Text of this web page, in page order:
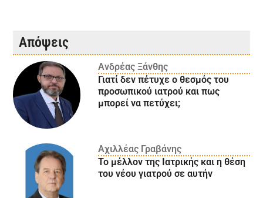
Απόψεις
Ανδρέας Ξάνθης
Γιατί δεν πέτυχε ο θεσμός του
προσωπικού ιατρού και πως
μπορεί να πετύχει;
Αχιλλέας Γραβάνης
Το μέλλον της Ιατρικής και η θέση
του νέου γιατρού σε αυτήν